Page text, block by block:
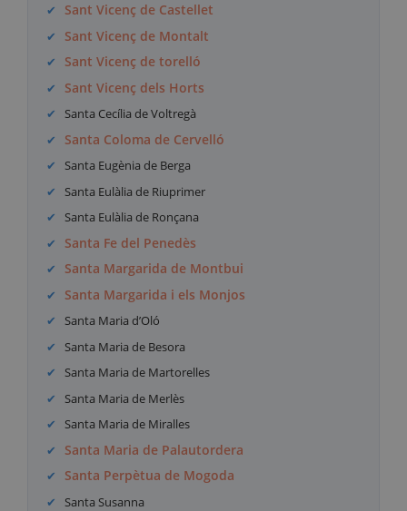
Sant Vicenç de Castellet
Sant Vicenç de Montalt
Sant Vicenç de torelló
Sant Vicenç dels Horts
Santa Cecília de Voltregà
Santa Coloma de Cervelló
Santa Eugènia de Berga
Santa Eulàlia de Riuprimer
Santa Eulàlia de Ronçana
Santa Fe del Penedès
Santa Margarida de Montbui
Santa Margarida i els Monjos
Santa Maria d’Oló
Santa Maria de Besora
Santa Maria de Martorelles
Santa Maria de Merlès
Santa Maria de Miralles
Santa Maria de Palautordera
Santa Perpètua de Mogoda
Santa Susanna